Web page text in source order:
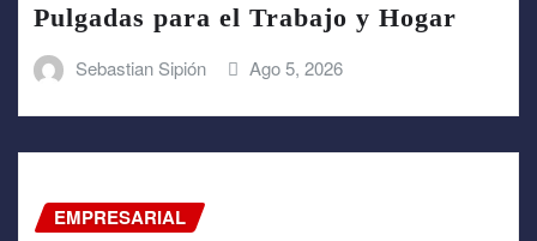
Pulgadas para el Trabajo y Hogar
Sebastian Sipión Ago 5, 2026
EMPRESARIAL